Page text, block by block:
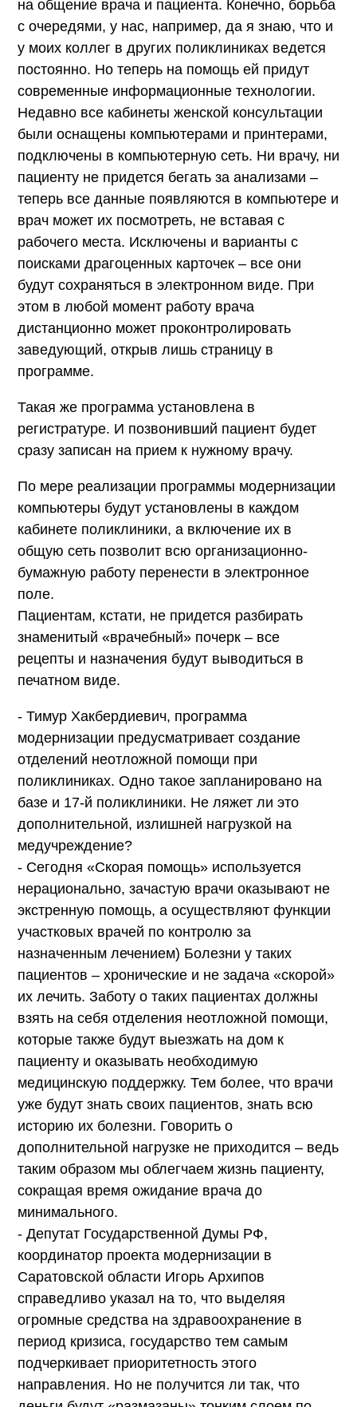
на общение врача и пациента. Конечно, борьба
с очередями, у нас, например, да я знаю, что и
у моих коллег в других поликлиниках ведется
постоянно. Но теперь на помощь ей придут
современные информационные технологии.
Недавно все кабинеты женской консультации
были оснащены компьютерами и принтерами,
подключены в компьютерную сеть. Ни врачу, ни
пациенту не придется бегать за анализами –
теперь все данные появляются в компьютере и
врач может их посмотреть, не вставая с
рабочего места. Исключены и варианты с
поисками драгоценных карточек – все они
будут сохраняться в электронном виде. При
этом в любой момент работу врача
дистанционно может проконтролировать
заведующий, открыв лишь страницу в
программе.
Такая же программа установлена в
регистратуре. И позвонивший пациент будет
сразу записан на прием к нужному врачу.
По мере реализации программы модернизации
компьютеры будут установлены в каждом
кабинете поликлиники, а включение их в
общую сеть позволит всю организационно-
бумажную работу перенести в электронное
поле.
Пациентам, кстати, не придется разбирать
знаменитый «врачебный» почерк – все
рецепты и назначения будут выводиться в
печатном виде.
- Тимур Хакбердиевич, программа
модернизации предусматривает создание
отделений неотложной помощи при
поликлиниках. Одно такое запланировано на
базе и 17-й поликлиники. Не ляжет ли это
дополнительной, излишней нагрузкой на
медучреждение?
- Сегодня «Скорая помощь» используется
нерационально, зачастую врачи оказывают не
экстренную помощь, а осуществляют функции
участковых врачей по контролю за
назначенным лечением) Болезни у таких
пациентов – хронические и не задача «скорой»
их лечить. Заботу о таких пациентах должны
взять на себя отделения неотложной помощи,
которые также будут выезжать на дом к
пациенту и оказывать необходимую
медицинскую поддержку. Тем более, что врачи
уже будут знать своих пациентов, знать всю
историю их болезни. Говорить о
дополнительной нагрузке не приходится – ведь
таким образом мы облегчаем жизнь пациенту,
сокращая время ожидание врача до
минимального.
- Депутат Государственной Думы РФ,
координатор проекта модернизации в
Саратовской области Игорь Архипов
справедливо указал на то, что выделяя
огромные средства на здравоохранение в
период кризиса, государство тем самым
подчеркивает приоритетность этого
направления. Но не получится ли так, что